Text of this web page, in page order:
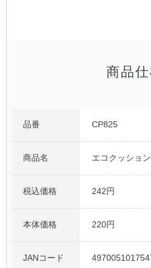
商品
品番 CP825
商品名 エコクッショ
税込価格 242円
本体価格 220円
JANコード